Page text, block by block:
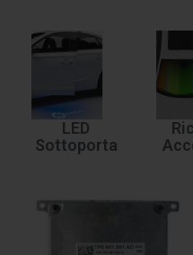
LED
Sottoporta